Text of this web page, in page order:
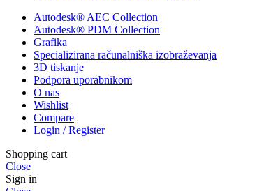
Autodesk® AEC Collection
Autodesk® PDM Collection
Grafika
Specializirana računalniška izobraževanja
3D tiskanje
Podpora uporabnikom
O nas
Wishlist
Compare
Login / Register
Shopping cart
Close
Sign in